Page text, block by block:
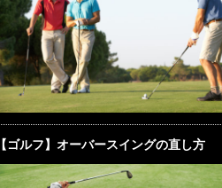
【ゴルフ】オーバースイングの直し方